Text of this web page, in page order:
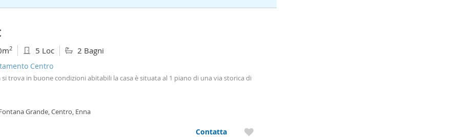
2 5 Loc 2 Bagni
Centro
si trova in buone condizioni abitabili la casa è situata al 1 piano di una via storica di
Grande, Centro, Enna
Contatta